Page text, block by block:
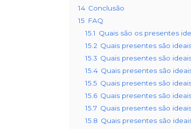
14 Conclusão
15 FAQ
15.1 Quais são os presentes
15.2 Quais presentes são
15.3 Quais presentes são
15.4 Quais presentes são
15.5 Quais presentes são
15.6 Quais presentes são
15.7 Quais presentes são
15.8 Quais presentes são